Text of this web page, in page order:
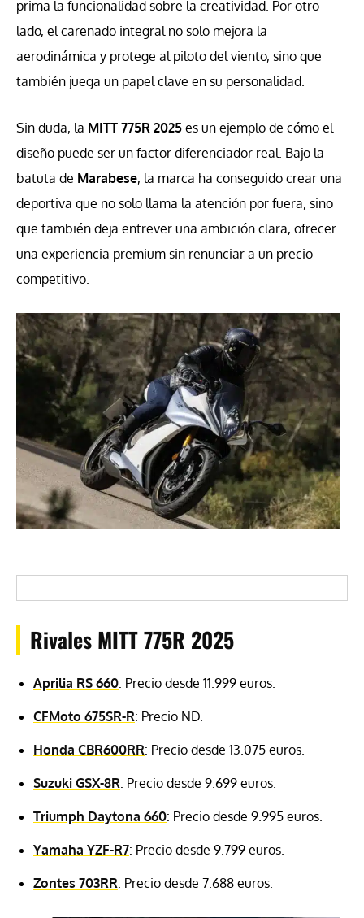
prima la funcionalidad sobre la creatividad. Por otro
lado, el carenado integral no solo mejora la
aerodinámica y protege al piloto del viento, sino que
también juega un papel clave en su personalidad.
Sin duda, la MITT 775R 2025 es un ejemplo de cómo el
diseño puede ser un factor diferenciador real. Bajo la
batuta de Marabese, la marca ha conseguido crear una
deportiva que no solo llama la atención por fuera, sino
que también deja entrever una ambición clara, ofrecer
una experiencia premium sin renunciar a un precio
competitivo.
Rivales MITT 775R 2025
Aprilia RS 660: Precio desde 11.999 euros.
CFMoto 675SR-R: Precio ND.
Honda CBR600RR: Precio desde 13.075 euros.
Suzuki GSX-8R: Precio desde 9.699 euros.
Triumph Daytona 660: Precio desde 9.995 euros.
Yamaha YZF-R7: Precio desde 9.799 euros.
Zontes 703RR: Precio desde 7.688 euros.